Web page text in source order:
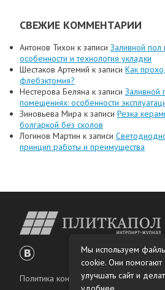
СВЕЖИЕ КОММЕНТАРИИ
Антонов Тихон к записи Заливной пол
особенности и технология укладки
Шестаков Артемий к записи Как
флебэктомия?
Нестерова Беляна к записи Заливной
помещениях: особенности
Зиновьева Мира к записи Резка
болгаркой без сколов
Логинов Мартин к записи
принцип работы и преимущества
Политика конфиденциальности
Мы используем
cookie. Они помогают
улучшать сайт и